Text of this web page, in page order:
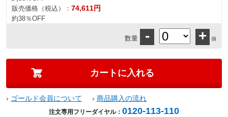
販売価格（税込）： 74,611円
約38％OFF
数量 - + 個
› ゴールド会員について › 商品購入の流れ
注文専用フリーダイヤル： 0120-113-110